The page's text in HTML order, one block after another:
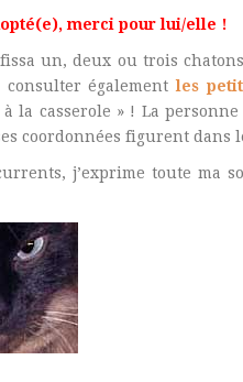
merci pour lui/elle !
un, deux ou trois
égalementles
la casserole » ! La
coordonnées figurent dans
j’exprime toute ma